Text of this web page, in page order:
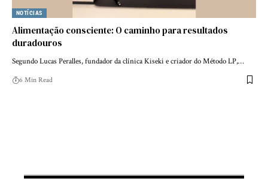
NOTÍCIAS
Alimentação consciente: O caminho para resultados
duradouros
Segundo Lucas Peralles, fundador da clínica Kiseki e criador do Método LP,…
6 Min Read